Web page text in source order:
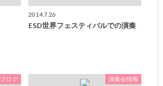
2014.7.26
ESD世界フェスティバルでの演奏
ログ 演奏会情報